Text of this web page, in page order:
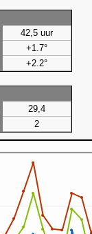
42,5 uur
+1.7°
+2.2°
29,4
2